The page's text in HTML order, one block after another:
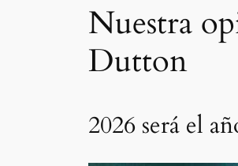
Nuestra
Dutton
2026 será el